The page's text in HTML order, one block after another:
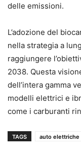
delle emissioni.
L’adozione del
nella strategia a
raggiungere
2038. Questa
dell’intera gamma
modelli elettrici e
come i carburanti
TAGS auto elettriche